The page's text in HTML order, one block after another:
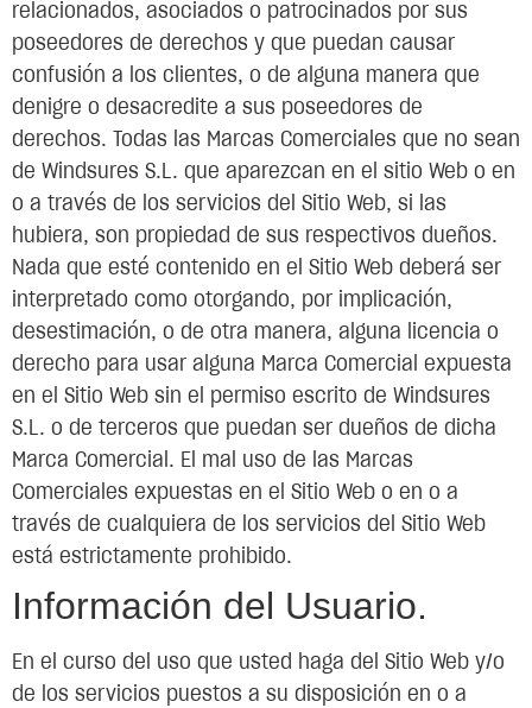
relacionados, asociados o patrocinados por sus
poseedores de derechos y que puedan causar
confusión a los clientes, o de alguna manera que
denigre o desacredite a sus poseedores de
derechos. Todas las Marcas Comerciales que no sean
de Windsures S.L. que aparezcan en el sitio Web o en
o a través de los servicios del Sitio Web, si las
hubiera, son propiedad de sus respectivos dueños.
Nada que esté contenido en el Sitio Web deberá ser
interpretado como otorgando, por implicación,
desestimación, o de otra manera, alguna licencia o
derecho para usar alguna Marca Comercial expuesta
en el Sitio Web sin el permiso escrito de Windsures
S.L. o de terceros que puedan ser dueños de dicha
Marca Comercial. El mal uso de las Marcas
Comerciales expuestas en el Sitio Web o en o a
través de cualquiera de los servicios del Sitio Web
está estrictamente prohibido.
Información del Usuario.
En el curso del uso que usted haga del Sitio Web y/o
de los servicios puestos a su disposición en o a